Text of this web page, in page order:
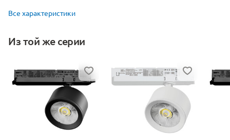
Все характеристики
Из той же серии